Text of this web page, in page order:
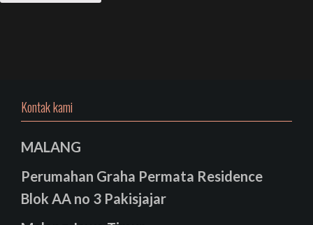
Kontak kami
MALANG
Perumahan Graha Permata Residence
Blok AA no 3 Pakisjajar